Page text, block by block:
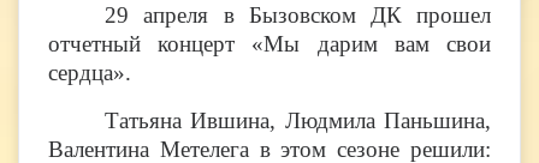
29 апреля в Бызовском ДК прошел
отчетный концерт «Мы дарим вам свои
сердца».
Татьяна Ившина, Людмила Паньшина,
Валентина Метелега в этом сезоне решили: